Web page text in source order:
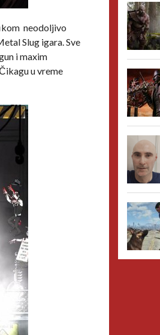
neodoljivo
Slug igara. Sve
i maxim
u vreme